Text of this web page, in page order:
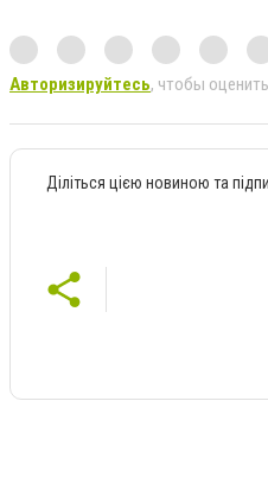
Авторизируйтесь, чтобы оценить
Діліться цією новиною та